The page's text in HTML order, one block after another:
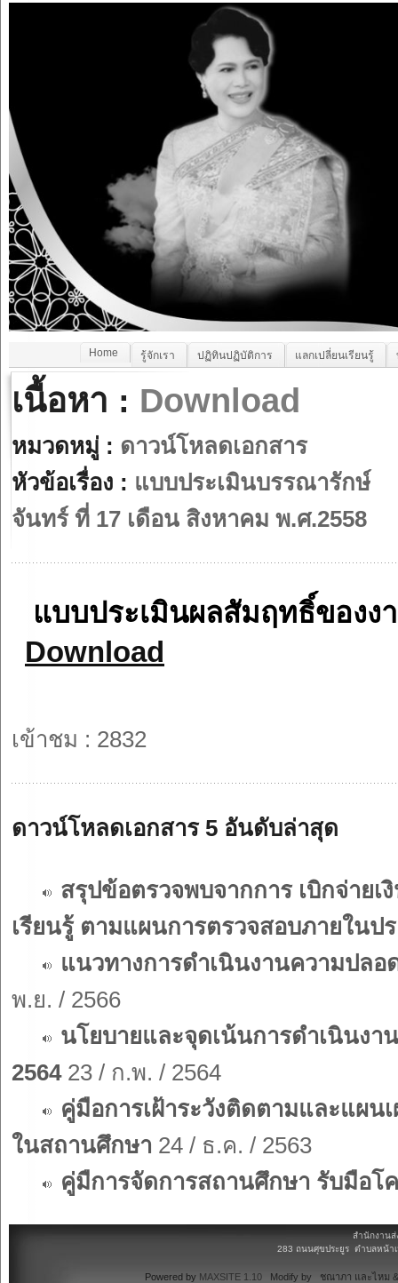
Home รู้จักเรา ปฏิทินปฏิบัติการ แลกเปลี่ยนเรียนรู้
เนื้อหา : Download
หมวดหมู่ : ดาวน์โหลดเอกสาร
หัวข้อเรื่อง : แบบประเมินบรรณารักษ์
จันทร์ ที่ 17 เดือน สิงหาคม พ.ศ.2558
แบบประเมินผลสัมฤทธิ์ของ
Download
เข้าชม : 2832
ดาวน์โหลดเอกสาร 5 อันดับล่าสุด
สรุปข้อตรวจพบจากการ เบิกจ่าย
เรียนรู้ ตามแผนการตรวจสอบภายใน
แนวทางการดำเนินงานความปลอ
พ.ย. / 2566
นโยบายและจุดเน้นการดำเนินง
256423 / ก.พ. / 2564
คู่มือการเฝ้าระวังติดตามและแผน
ในสถานศึกษา 24 / ธ.ค. / 2563
คู่มืการจัดการสถานศึกษา รับมือโ
สำนักงานส่
283 ถนนศุขประยูร ตำบลหน้า
Powered by MAXSITE 1.10 Modify by ชณาภา และไหม